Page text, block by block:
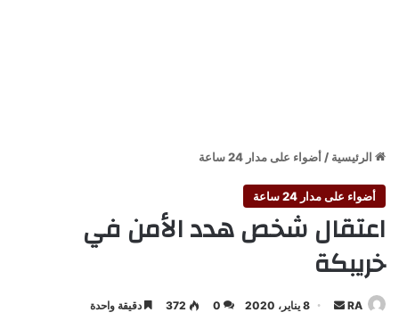
الرئيسية / أضواء على مدار 24 ساعة
أضواء على مدار 24 ساعة
اعتقال شخص هدد الأمن في
خريبكة
RA
أرسل 8 يناير، 2020 0
372 دقيقة واحدة